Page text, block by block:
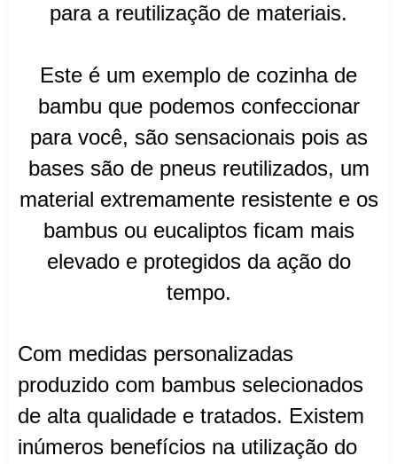
para a reutilização de materiais.
Este é um exemplo de cozinha de
bambu que podemos confeccionar
para você, são sensacionais pois as
bases são de pneus reutilizados, um
material extremamente resistente e os
bambus ou eucaliptos ficam mais
elevado e protegidos da ação do
tempo.
Com medidas personalizadas
produzido com bambus selecionados
de alta qualidade e tratados. Existem
inúmeros benefícios na utilização do